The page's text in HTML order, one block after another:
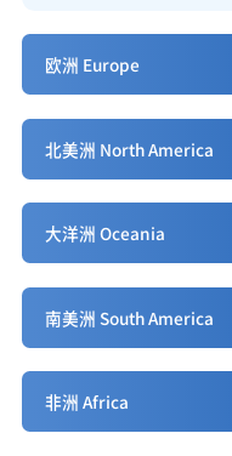
欧洲 Europe
北美洲 North America
大洋洲 Oceania
南美洲 South America
非洲 Africa